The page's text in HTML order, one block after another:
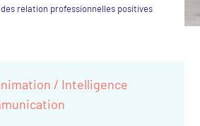
des relation professionnelles positives
/ Intelligence